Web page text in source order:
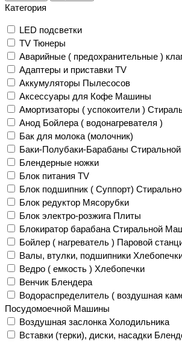
Категория
LED подсветки
TV Тюнеры
Аварийные ( предохранительные )
Адаптеры и приставки TV
Аккумуляторы Пылесосов
Аксессуары для Кофе Машины
Амортизаторы ( успокоители )
Анод Бойлера ( водонагревателя )
Бак для молока (молочник)
Баки-Полубаки-Барабаны
Блендерные ножки
Блок питания TV
Блок подшипник ( Суппорт)
Блок редуктор Мясорубки
Блок электро-розжига Плиты
Блокиратор барабана Стиральной
Бойлер ( нагреватель ) Паровой
Валы, втулки, подшипники
Ведро ( емкость ) Хлебопечки
Венчик Блендера
Водораспределитель ( воздушная
Посудомоечной Машины
Воздушная заслонка Холодильника
Вставки (терки), диски, насадки